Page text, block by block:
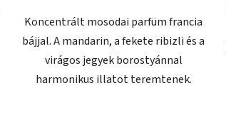
Koncentrált mosodai parfüm francia
bájjal. A mandarin, a fekete ribizli és a
virágos jegyek borostyánnal
harmonikus illatot teremtenek.